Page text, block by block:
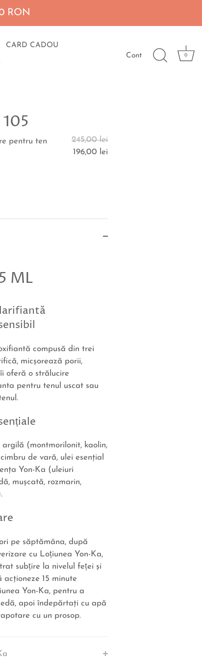
RON
CARD CADOU
Cont 0
pentru ten
245,00 lei
196,00 lei
ML
compusă din trei
micşorează porii,
oferă o strălucire
pentru tenul uscat sau
(montmorilonit, kaolin,
de vară, ulei esenţial
Yon-Ka (uleiuri
muşcată, rozmarin,
pe săptămâna, după
cu Loțiunea Yon-Ka,
subțire la nivelul feței şi
15 minute
Yon-Ka, pentru a
apoi îndepărtaţi cu apă
cu un prosop.